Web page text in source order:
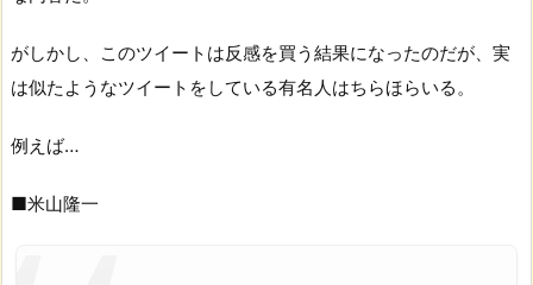
がしかし、このツイートは反感を買う結果になったのだが、実
は似たようなツイートをしている有名人はちらほらいる。
例えば…
■米山隆一